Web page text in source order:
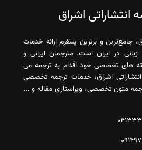
اشراق
جامع‌ترین و برترین پلتفرم ارائه خدمات
در ایران است. مترجمان ایرانی و
های تخصصی خود اقدام به ترجمه می
اشراق، خدمات ترجمه تخصصی
متون تخصصی، ویراستاری مقاله و ...